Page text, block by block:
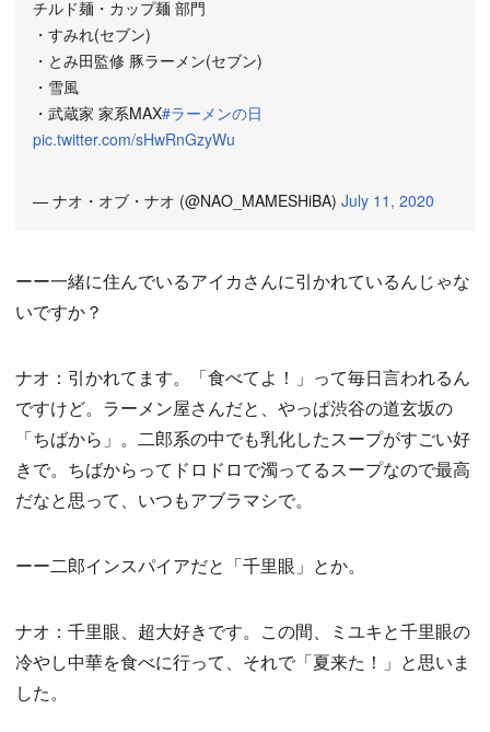
チルド麺・カップ麺 部門
・すみれ(セブン)
・とみ田監修 豚ラーメン(セブン)
・雪風
・武蔵家 家系MAX#ラーメンの日
pic.twitter.com/sHwRnGzyWu
— ナオ・オブ・ナオ (@NAO_MAMESHiBA) July 11, 2020
ーー一緒に住んでいるアイカさんに引かれているんじゃな
いですか？
ナオ：引かれてます。「食べてよ！」って毎日言われるん
ですけど。ラーメン屋さんだと、やっぱ渋谷の道玄坂の
「ちばから」。二郎系の中でも乳化したスープがすごい好
きで。ちばからってドロドロで濁ってるスープなので最高
だなと思って、いつもアブラマシで。
ーー二郎インスパイアだと「千里眼」とか。
ナオ：千里眼、超大好きです。この間、ミユキと千里眼の
冷やし中華を食べに行って、それで「夏来た！」と思いま
した。